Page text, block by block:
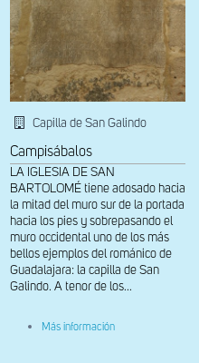
Capilla de San Galindo
Campisábalos
LA IGLESIA DE SAN
BARTOLOMÉ tiene adosado hacia
la mitad del muro sur de la portada
hacia los pies y sobrepasando el
muro occidental uno de los más
bellos ejemplos del románico de
Guadalajara: la capilla de San
Galindo. A tenor de los...
Más información